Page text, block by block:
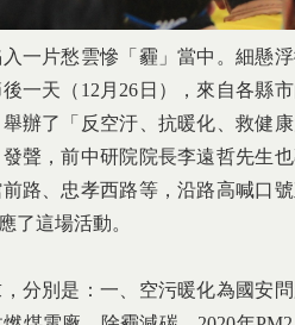
一片愁雲慘「霾」當中。細懸
一天（12月26日），來自各縣
辦了「反空汙、抗暖化、救健
聲，前中研院院長李遠哲先生
路、忠孝西路等，沿路高喊口
了這場活動。
分別是：一、空污暖化為國安